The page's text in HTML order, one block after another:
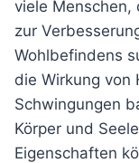
viele Menschen,
zur
Wohlbefindens
die Wirkung von
Schwingungen
Körper und
Eigenschaften